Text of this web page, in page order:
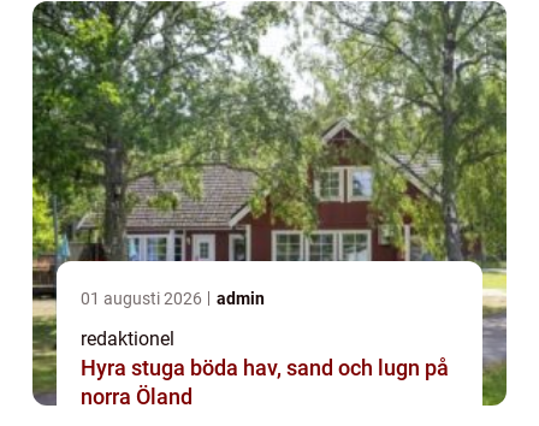
01 augusti 2026 admin
redaktionel
Hyra stuga böda hav, sand och lugn på
norra Öland